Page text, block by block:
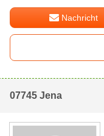
Nachricht
07745 Jena